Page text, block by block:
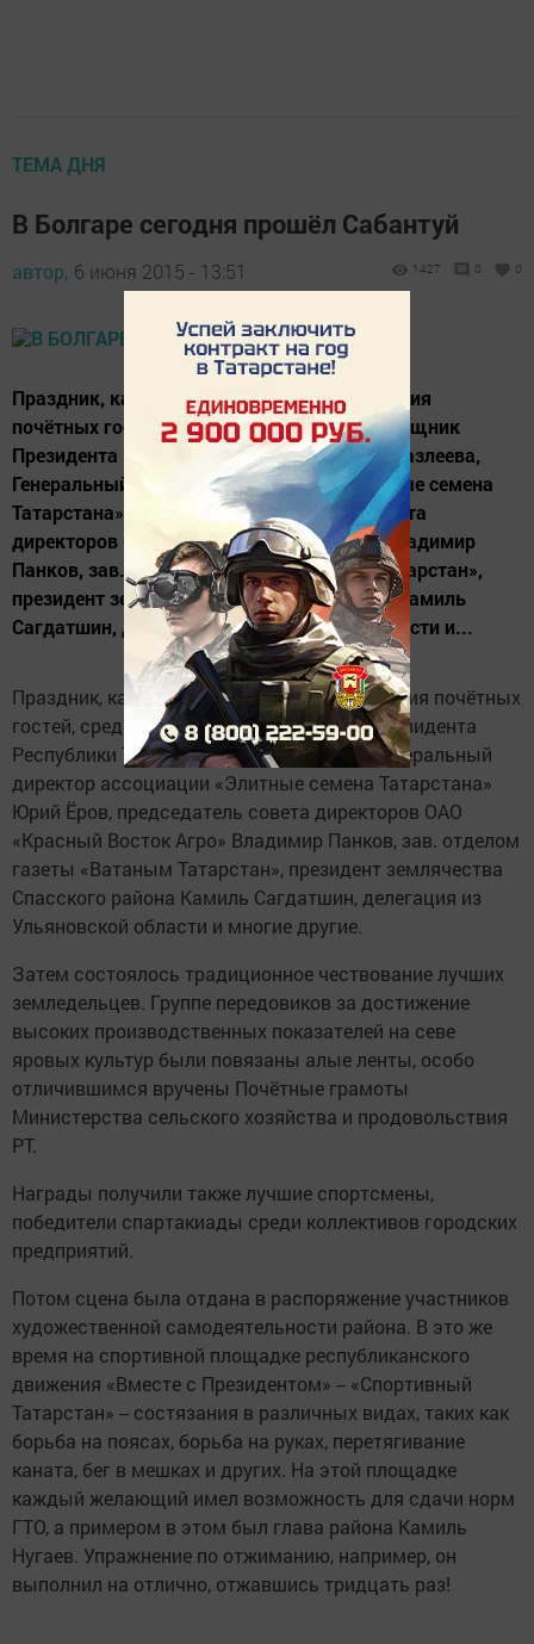
ТЕМА ДНЯ
В Болгаре сегодня прошёл Сабантуй
автор, 6 июня 2015 - 13:51 1427 0 0
Праздник, как обычно, начался с приветствия
почётных гостей, среди которых были помощник
Президента Республики Татарстан Лейла Фазлеева,
Генеральный директор ассоциации «Элитные семена
Татарстана» Юрий Ёров, председатель совета
директоров ОАО «Красный Восток Агро» Владимир
Панков, зав. отделом газеты «Ватаным Татарстан»,
президент землячества Спасского района Камиль
Сагдатшин, делегация из Ульяновской области и...
Праздник, как обычно, начался с приветствия почётных
гостей, среди которых были помощник Президента
Республики Татарстан Лейла Фазлеева, Генеральный
директор ассоциации «Элитные семена Татарстана»
Юрий Ёров, председатель совета директоров ОАО
«Красный Восток Агро» Владимир Панков, зав. отделом
газеты «Ватаным Татарстан», президент землячества
Спасского района Камиль Сагдатшин, делегация из
Ульяновской области и многие другие.
Затем состоялось традиционное чествование лучших
земледельцев. Группе передовиков за достижение
высоких производственных показателей на севе
яровых культур были повязаны алые ленты, особо
отличившимся вручены Почётные грамоты
Министерства сельского хозяйства и продовольствия
РТ.
Награды получили также лучшие спортсмены,
победители спартакиады среди коллективов городских
предприятий.
Потом сцена была отдана в распоряжение участников
художественной самодеятельности района. В это же
время на спортивной площадке республиканского
движения «Вместе с Президентом» -- «Спортивный
Татарстан» -- состязания в различных видах, таких как
борьба на поясах, борьба на руках, перетягивание
каната, бег в мешках и других. На этой площадке
каждый желающий имел возможность для сдачи норм
ГТО, а примером в этом был глава района Камиль
Нугаев. Упражнение по отжиманию, например, он
выполнил на отлично, отжавшись тридцать раз!